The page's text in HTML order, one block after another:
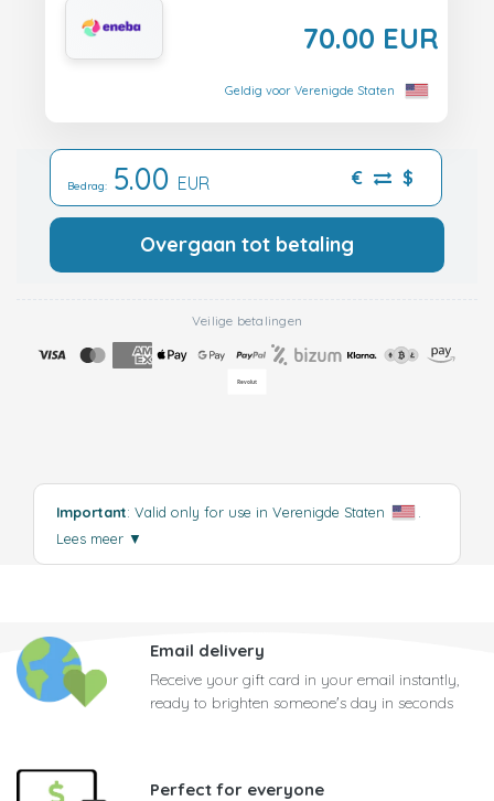
70.00 EUR
Geldig voor Verenigde Staten
Bedrag: 5.00 EUR € $
Overgaan tot betaling
Veilige betalingen
Important: Valid only for use in Verenigde Staten
Lees meer ▼
Email delivery
Receive your gift card in your email instantly,
ready to brighten someone's day in seconds
Perfect for everyone